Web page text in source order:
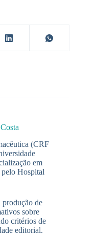
(CRF
em
Hospital
produção de
sobre
critérios de
editorial.